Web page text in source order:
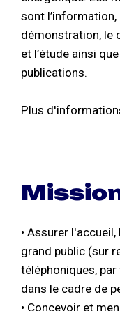
sont l’information,
démonstration, le
et l’étude ainsi
publications.
Plus
• Assurer
grand public (sur
téléphoniques,
dans le cadre de
• Concevoir et